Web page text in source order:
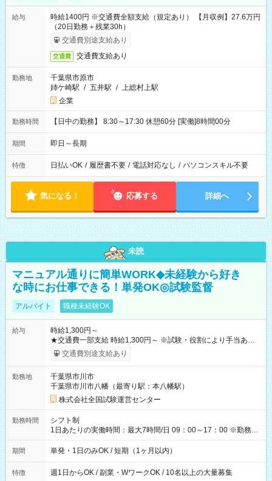
給与
時給1400円 ※交通費全額支給（規定あり） 【月収例】27.6万円
（20日勤務＋残業30h）
交通費別途支給あり
交通費 交通費支給あり
勤務地
千葉県市原市
姉ケ崎駅 / 五井駅 / 上総村上駅
企業
勤務時間 【日中の勤務】 8:30～17:30 休憩60分 [実働]8時間00分
期間 即日～長期
特徴 日払いOK / 履歴書不要 / 電話対応なし / パソコンスキル不要
気になる！ 応募する 詳細へ
未読
マニュアル通りに簡単WORK◆未経験から好き
な時にお仕事できる！単発OK◎試験監督
アルバイト 職種未経験OK
給与
時給1,300円～
★交通費一部支給 時給1,300円～ ※試験・役割により手当あり
※勤務回数により昇給あり 【即給（前払い）オプションあ
り！】 希望される場合、勤務から1週間ほどで給与の一部を受け
例】 ・河合塾模擬試験 8:30～17:30（休憩1時間） 時給1,300円
×8時間＝日収10,400円＋交通費 ※当日の役割により時給＋100
円の場合あり ・国家試験 7:00～13:30（休憩なし） 時給1,300
円（役割手当＋100円）×6時間＝日収8,400円＋交通費 【試用期
間】試用期間なし
交通費別途支給あり
勤務地
千葉県市川市
千葉県市川市八幡（最寄り駅：本八幡駅）
株式会社全国試験運営センター
勤務時間
シフト制
1日あたりの実働時間：最大7時間/日 09：00～17：00 ※勤務時
間は 試験により異なります。
期間 単発・1日のみOK / 短期（1ヶ月以内）
特徴 週1日からOK / 副業・WワークOK / 10名以上の大量募集